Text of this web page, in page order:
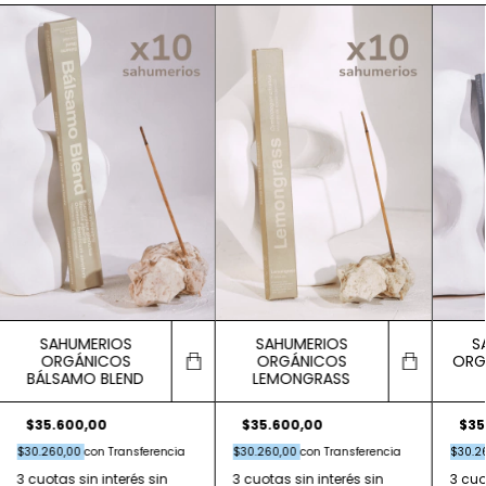
SAHUMERIOS
ORGÁNICOS
BÁLSAMO BLEND
$35.600,00
$30.260,00con Transferencia
SAHUMERIOS
ORGÁNICOS
LEMONGRASS
$35.600,00
$30.260,00con Transferencia